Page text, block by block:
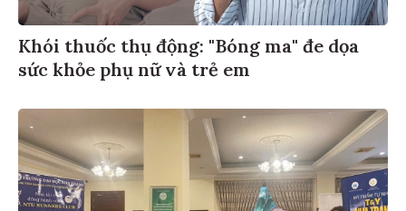
Khói thuốc thụ động: "Bóng ma" đe dọa
sức khỏe phụ nữ và trẻ em